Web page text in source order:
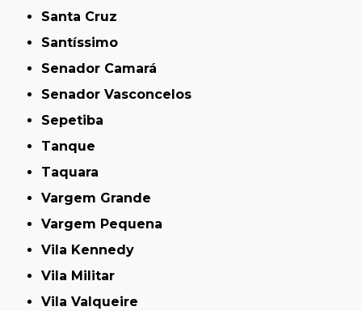
Santa Cruz
Santíssimo
Senador Camará
Senador Vasconcelos
Sepetiba
Tanque
Taquara
Vargem Grande
Vargem Pequena
Vila Kennedy
Vila Militar
Vila Valqueire